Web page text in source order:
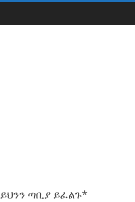
ይህንን ጣቢያ ይፈልጉ*